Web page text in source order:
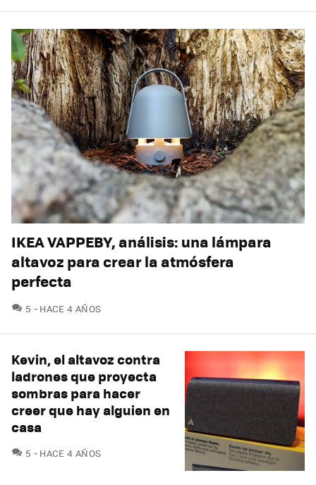
IKEA VAPPEBY, análisis: una lámpara
altavoz para crear la atmósfera
perfecta
5 COMENTARIOS
HACE 4 AÑOS
Kevin, el altavoz contra
ladrones que proyecta
sombras para hacer
creer que hay alguien en
casa
5 COMENTARIOS
HACE 4 AÑOS